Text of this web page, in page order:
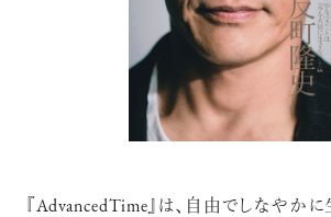
『AdvancedTime』は、自由でしなやかに